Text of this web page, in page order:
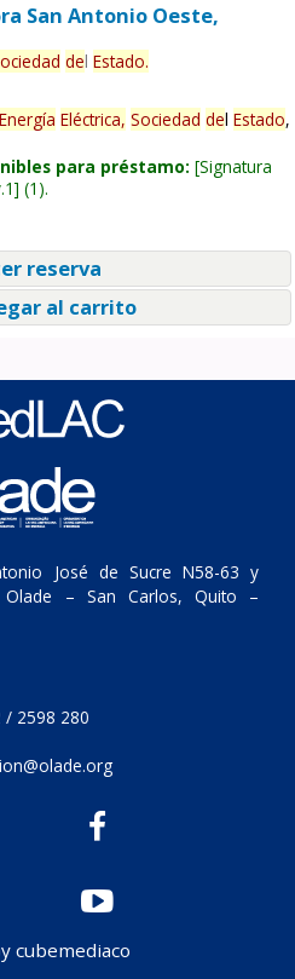
San Antonio Oeste,
del Estado.
Energía Eléctrica, Sociedad del Estado,
para préstamo: Signatura
(1).
reserva
al carrito
José de Sucre N58-63 y
Olade – San Carlos, Quito –
/ 2598 280
cubemediaco